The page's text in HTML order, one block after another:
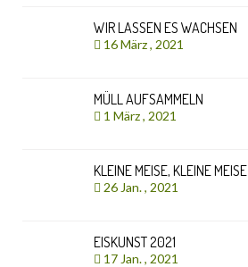
WIR LASSEN ES WACHSEN
16 März , 2021
MÜLL AUFSAMMELN
1 März , 2021
KLEINE MEISE, KLEINE MEISE
26 Jan. , 2021
EISKUNST 2021
17 Jan. , 2021